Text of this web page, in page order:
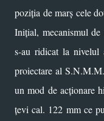
poziția de marș cele
Inițial, mecanismul de
s-au ridicat la nivelul
proiectare al
un mod de acționare
țevi cal. 122 mm ce